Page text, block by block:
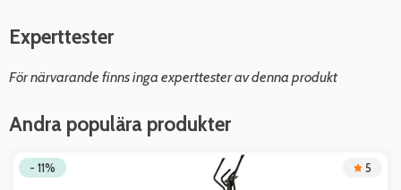
Experttester
För närvarande finns inga experttester av denna produkt
Andra populära produkter
- 11% 5